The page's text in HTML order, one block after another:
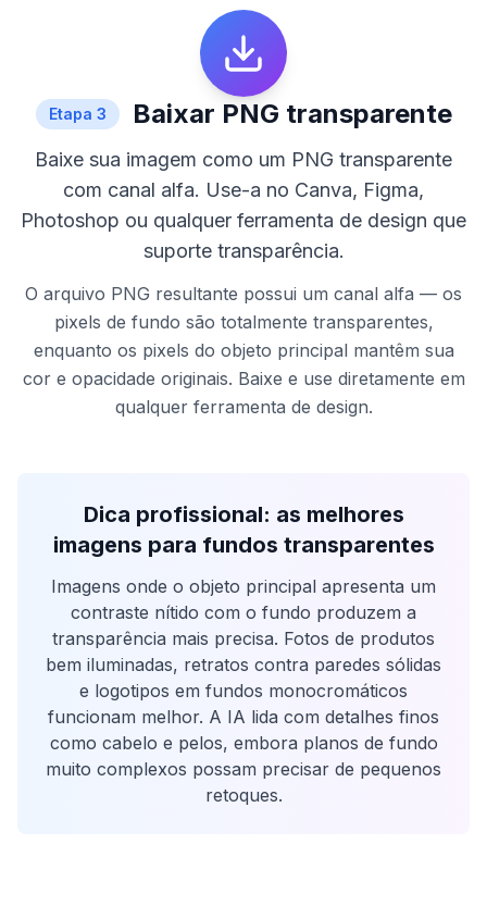
Etapa 3 Baixar PNG transparente
Baixe sua imagem como um PNG transparente
com canal alfa. Use-a no Canva, Figma,
Photoshop ou qualquer ferramenta de design que
suporte transparência.
O arquivo PNG resultante possui um canal alfa — os
pixels de fundo são totalmente transparentes,
enquanto os pixels do objeto principal mantêm sua
cor e opacidade originais. Baixe e use diretamente em
qualquer ferramenta de design.
Dica profissional: as melhores
imagens para fundos transparentes
Imagens onde o objeto principal apresenta um
contraste nítido com o fundo produzem a
transparência mais precisa. Fotos de produtos
bem iluminadas, retratos contra paredes sólidas
e logotipos em fundos monocromáticos
funcionam melhor. A IA lida com detalhes finos
como cabelo e pelos, embora planos de fundo
muito complexos possam precisar de pequenos
retoques.